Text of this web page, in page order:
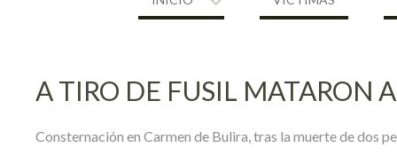
A TIRO DE FUSIL MATARON
Consternación en Carmen de Bulira, tras la muerte de dos